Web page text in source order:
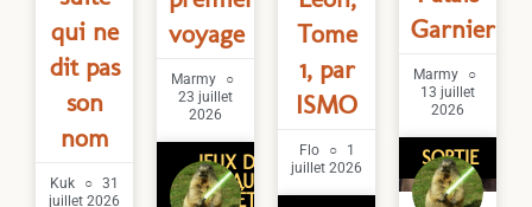
qui ne
dit pas
son
nom
Kuk
31
juillet 2026
voyage
Marmy
23 juillet
2026
JEUX DE
PLATEAU/DE
SOCIÉTÉ
Tome
1, par
ISMO
Flo
1
juillet 2026
Garnier
Marmy
13 juillet
2026
SORTIE